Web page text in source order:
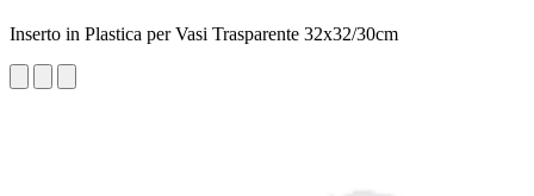
Inserto in Plastica per Vasi Trasparente 32x32/30cm